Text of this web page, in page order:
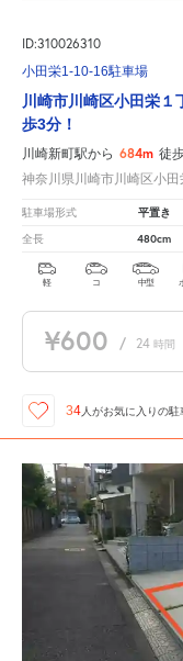
ID:310026310
小田栄1-10-16駐車場
川崎市川崎区小田栄１
歩3分！
川崎新町駅から 684m 徒
神奈川県川崎市川崎区小
駐車場形式 平置き
全長 480cm
軽 コ 中型
¥600 / 24 時間
34人がお気に入りの駐